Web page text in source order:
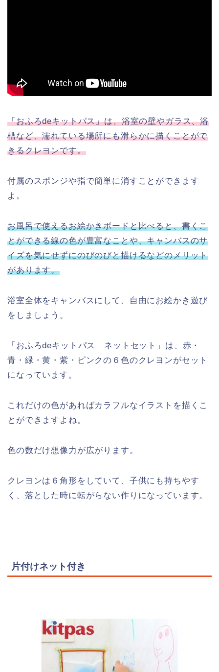
「おふろdeキットパス」は、浴室の壁やガラス、浴
槽など、濡れている場所にも滑らかに描くことがで
きるクレヨンです。
付属のスポンジや指で簡単に消すことができます
よ。
お風呂で使えるお絵かきボードと比べると、書くこ
とができる線の色が豊富なことや、キャンバスのサ
イズを気にせずにのびのびと描けるなどのメリット
があります。
浴室全体をキャンバスにして、自由にお絵かき遊び
をしましょう。
「おふろdeキットパス ネットセット」は、赤・
青・緑・黄・紫・ピンクの６色のクレヨンがセット
になっています。
これだけの色があればカラフルなイラストを描くこ
とができますよね。
色の数だけ想像力が広がります。
クレヨンは６角形をしていて、子供にも持ちやす
く、落とした時に転がらない作りになっています。
片付けネット付き